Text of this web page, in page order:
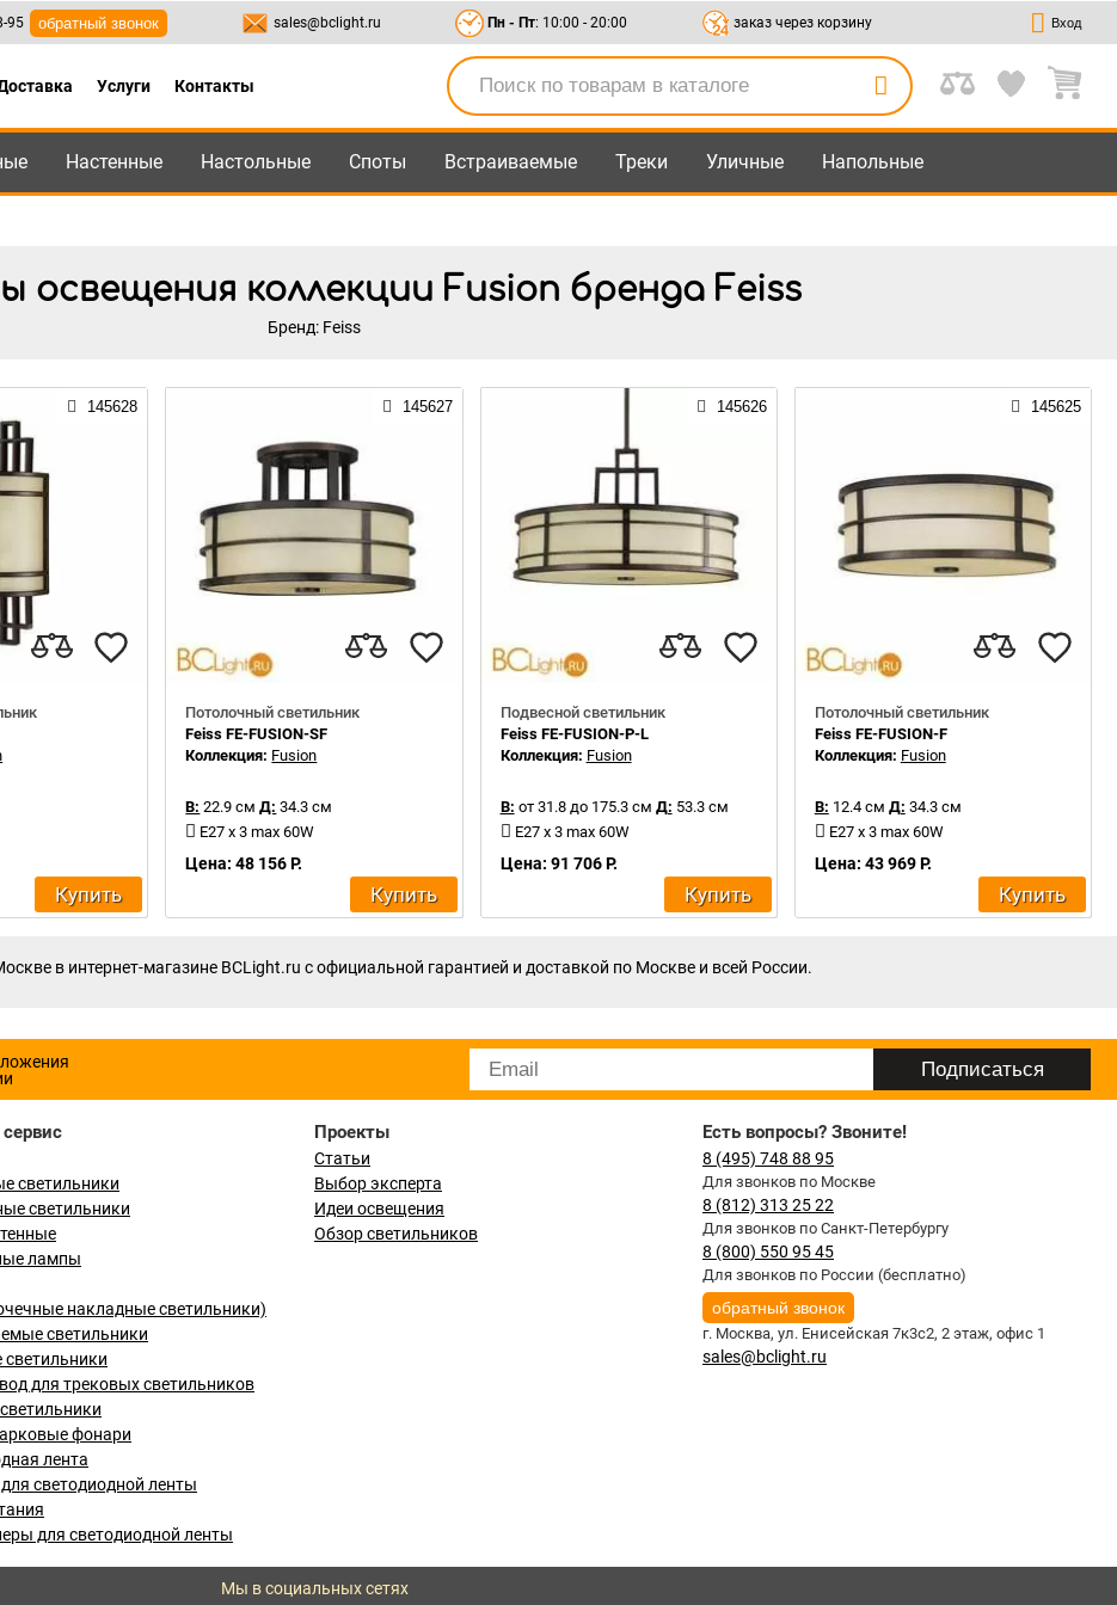
88-95 ,8-800-550-95-45 sales@bclight.ru
95 обратный звонок sales@bclight.ru Пн - Пт: 10:00 - 20:00 заказ через корзину Вход
Услуги Контакты
Настенные Настольные Споты Встраиваемые Треки Уличные Напольные
освещения коллекции Fusion бренда Feiss
Бренд: Feiss
145628
Купить
145627
Потолочный светильник
Feiss FE-FUSION-SF
Коллекция: Fusion
В: 22.9 см Д: 34.3 см
E27 x 3 max 60W
Цена: 48 156 Р.
Купить
145626
Подвесной светильник
Feiss FE-FUSION-P-L
Коллекция: Fusion
В: от 31.8 до 175.3 см Д: 53.3 см
E27 x 3 max 60W
Цена: 91 706 Р.
Купить
145625
Потолочный светильник
Feiss FE-FUSION-F
Коллекция: Fusion
В: 12.4 см Д: 34.3 см
E27 x 3 max 60W
Цена: 43 969 Р.
Купить
в интернет-магазине BCLight.ru с официальной гарантией и доставкой по Москве и всей России.
светильники
светильники
лампы
накладные светильники)
светильники
для трековых светильников
фонари
лента
светодиодной ленты
для светодиодной ленты
Проекты
Статьи
Выбор эксперта
Идеи освещения
Обзор светильников
Есть вопросы? Звоните!
8 (495) 748 88 95
Для звонков по Москве
8 (812) 313 25 22
Для звонков по Санкт-Петербургу
8 (800) 550 95 45
Для звонков по России (бесплатно)
обратный звонок
г. Москва, ул. Енисейская 7к3с2, 2 этаж, офис 1
sales@bclight.ru
Мы в социальных сетях